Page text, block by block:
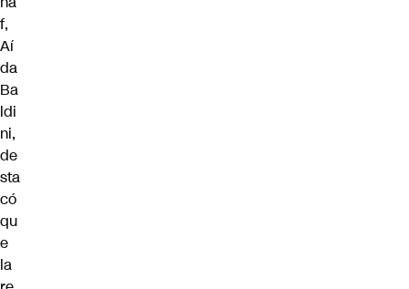
f,
Aí
da
Ba
ldi
ni,
de
sta
có
qu
e
la